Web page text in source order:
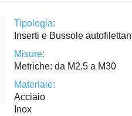
Tipologia:
Inserti e Bussole
Misure:
Metriche: da M2.5 a M30
Materiale:
Acciaio
Inox